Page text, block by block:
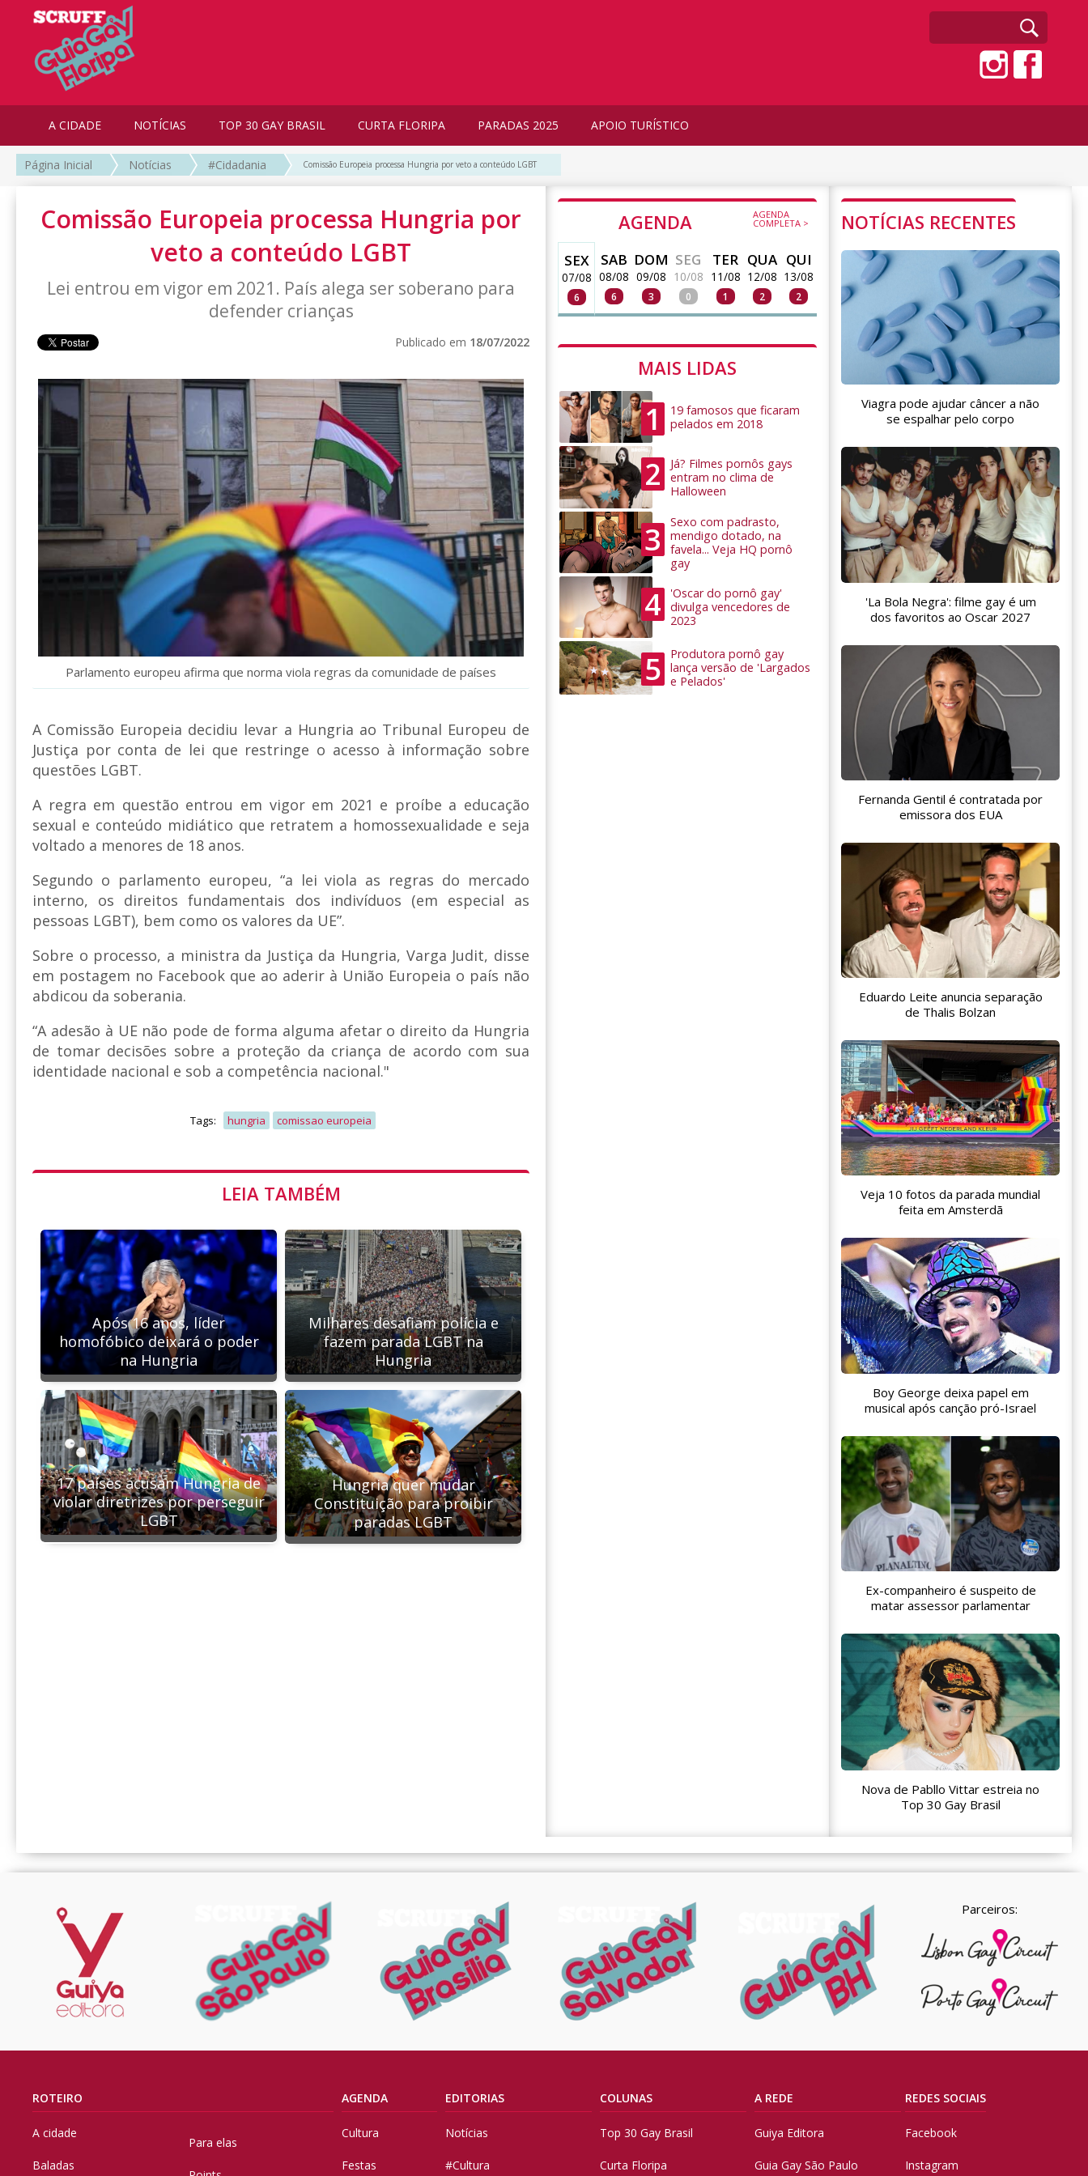
A CIDADE NOTÍCIAS TOP 30 GAY BRASIL CURTA FLORIPA PARADAS 2025 APOIO TURÍSTICO
Página Inicial Notícias #Cidadania Comissão Europeia processa Hungria por veto a conteúdo LGBT
Comissão Europeia processa Hungria por
veto a conteúdo LGBT
Lei entrou em vigor em 2021. País alega ser soberano para
defender crianças
Publicado em 18/07/2022
Parlamento europeu afirma que norma viola regras da comunidade de países
A Comissão Europeia decidiu levar a Hungria ao Tribunal Europeu de
Justiça por conta de lei que restringe o acesso à informação sobre
questões LGBT.
A regra em questão entrou em vigor em 2021 e proíbe a educação
sexual e conteúdo midiático que retratem a homossexualidade e seja
voltado a menores de 18 anos.
Segundo o parlamento europeu, “a lei viola as regras do mercado
interno, os direitos fundamentais dos indivíduos (em especial as
pessoas LGBT), bem como os valores da UE”.
Sobre o processo, a ministra da Justiça da Hungria, Varga Judit, disse
em postagem no Facebook que ao aderir à União Europeia o país não
abdicou da soberania.
“A adesão à UE não pode de forma alguma afetar o direito da Hungria
de tomar decisões sobre a proteção da criança de acordo com sua
identidade nacional e sob a competência nacional."
Tags: hungria comissao europeia
LEIA TAMBÉM
Após 16 anos, líder
homofóbico deixará o poder
na Hungria
Milhares desafiam polícia e
fazem parada LGBT na
Hungria
17 países acusam Hungria de
violar diretrizes por perseguir
LGBT
Hungria quer mudar
Constituição para proibir
paradas LGBT
AGENDA AGENDA
COMPLETA >
SEX
07/08
6
SAB
08/08
6
DOM
09/08
3
SEG
10/08
0
TER
11/08
1
QUA
12/08
2
QUI
13/08
2
MAIS LIDAS
1
19 famosos que ficaram
pelados em 2018
2
Já? Filmes pornôs gays
entram no clima de
Halloween
3
Sexo com padrasto,
mendigo dotado, na
favela... Veja HQ pornô
gay
4
'Oscar do pornô gay'
divulga vencedores de
2023
5
Produtora pornô gay
lança versão de 'Largados
e Pelados'
NOTÍCIAS RECENTES
Viagra pode ajudar câncer a não
se espalhar pelo corpo
'La Bola Negra': filme gay é um
dos favoritos ao Oscar 2027
Fernanda Gentil é contratada por
emissora dos EUA
Eduardo Leite anuncia separação
de Thalis Bolzan
Veja 10 fotos da parada mundial
feita em Amsterdã
Boy George deixa papel em
musical após canção pró-Israel
Ex-companheiro é suspeito de
matar assessor parlamentar
Nova de Pabllo Vittar estreia no
Top 30 Gay Brasil
Parceiros:
ROTEIRO
A cidade
Baladas
Para elas
AGENDA
Cultura
Festas
EDITORIAS
Notícias
#Cultura
COLUNAS
Top 30 Gay Brasil
Curta Floripa
A REDE
Guiya Editora
Guia Gay São Paulo
REDES SOCIAIS
Facebook
Instagram